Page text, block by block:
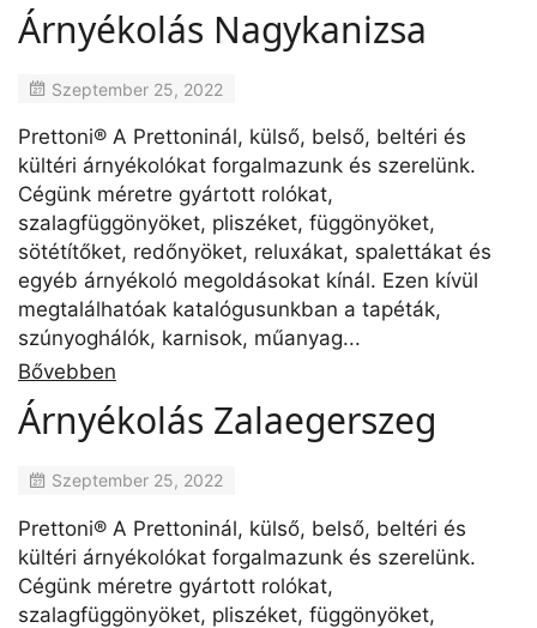
Árnyékolás Nagykanizsa
Szeptember 25, 2022
Prettoni® A Prettoninál, külső, belső, beltéri és
kültéri árnyékolókat forgalmazunk és szerelünk.
Cégünk méretre gyártott rolókat,
szalagfüggönyöket, pliszéket, függönyöket,
sötétítőket, redőnyöket, reluxákat, spalettákat és
egyéb árnyékoló megoldásokat kínál. Ezen kívül
megtalálhatóak katalógusunkban a tapéták,
szúnyoghálók, karnisok, műanyag...
Bővebben
Árnyékolás Zalaegerszeg
Szeptember 25, 2022
Prettoni® A Prettoninál, külső, belső, beltéri és
kültéri árnyékolókat forgalmazunk és szerelünk.
Cégünk méretre gyártott rolókat,
szalagfüggönyöket, pliszéket, függönyöket,